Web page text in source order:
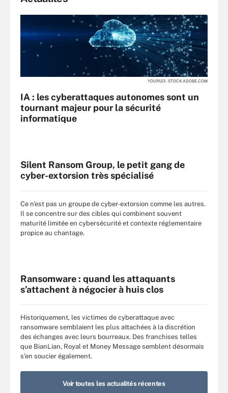
YOUR123 - STOCK.ADOBE.COM
IA : les cyberattaques autonomes sont un
tournant majeur pour la sécurité
informatique
Silent Ransom Group, le petit gang de
cyber-extorsion très spécialisé
Ce n'est pas un groupe de cyber-extorsion comme les autres.
Il se concentre sur des cibles qui combinent souvent
maturité limitée en cybersécurité et contexte réglementaire
propice au chantage.
Ransomware : quand les attaquants
s’attachent à négocier à huis clos
Historiquement, les victimes de cyberattaque avec
ransomware semblaient les plus attachées à la discrétion
des échanges avec leurs bourreaux. Des franchises telles
que BianLian, Royal et Money Message semblent désormais
s’en soucier également.
Voir toutes les actualités récentes